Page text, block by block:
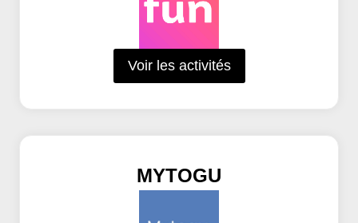
Voir les activités
MYTOGU